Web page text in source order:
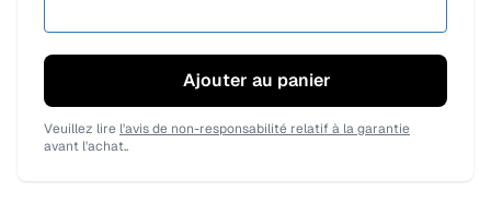
Ajouter au panier
Veuillez lire l'avis de non-responsabilité relatif à la garantie
avant l'achat..